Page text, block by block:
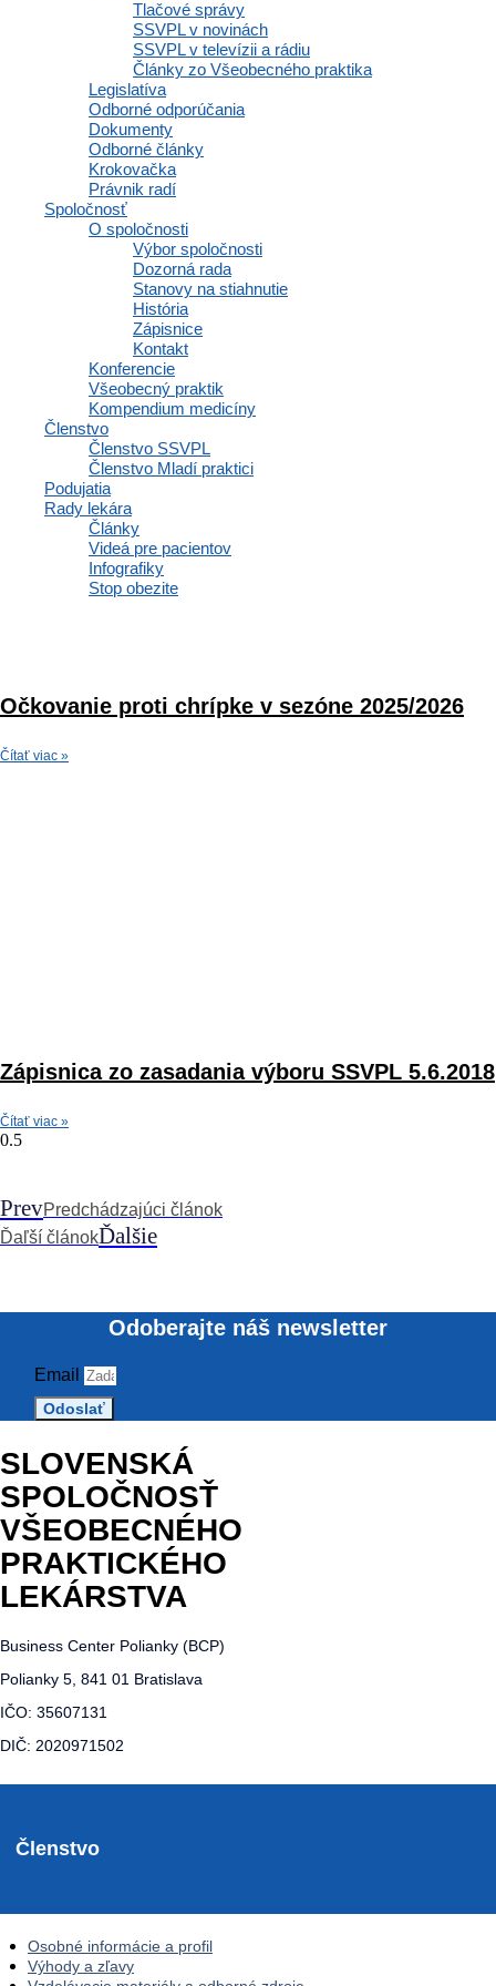
Tlačové správy
SSVPL v novinách
SSVPL v televízii a rádiu
Články zo Všeobecného praktika
Legislatíva
Odborné odporúčania
Dokumenty
Odborné články
Krokovačka
Právnik radí
Spoločnosť
O spoločnosti
Výbor spoločnosti
Dozorná rada
Stanovy na stiahnutie
História
Zápisnice
Kontakt
Konferencie
Všeobecný praktik
Kompendium medicíny
Členstvo
Členstvo SSVPL
Členstvo Mladí praktici
Podujatia
Rady lekára
Články
Videá pre pacientov
Infografiky
Stop obezite
Stanovisko Výboru Slovenskej
transplantologickej spoločnosti SLS k
očkovaniu proti COVID-19 u pacientov po
orgánovej transplantácii
Očkovanie proti chrípke v sezóne 2025/2026
Čítať viac »
Zápisnica zo zasadania výboru SSVPL 5.6.2018
Čítať viac »
PrevPredchádzajúci článok
Ďaľší článokĎalšie
Odoberajte náš newsletter
Email
Odoslať
SLOVENSKÁ
SPOLOČNOSŤ
VŠEOBECNÉHO
PRAKTICKÉHO
LEKÁRSTVA
Business Center Polianky (BCP)
Polianky 5, 841 01 Bratislava
IČO: 35607131
DIČ: 2020971502
Členstvo
Osobné informácie a profil
Výhody a zľavy